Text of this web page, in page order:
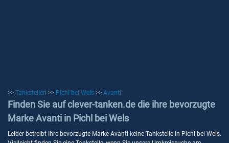
>> Tankstellen >> Pichl bei Wels >> Avanti
Finden Sie auf clever-tanken.de die ihre bevorzugte
Marke Avanti in Pichl bei Wels
Leider betreibt Ihre bevorzugte Marke Avanti keine Tankstelle in Pichl bei Wels.